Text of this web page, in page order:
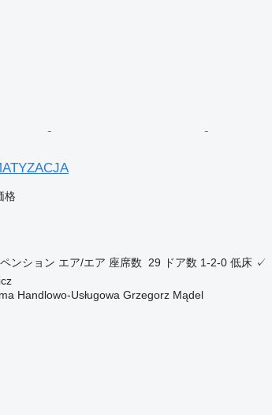
格
ンション エア/エア 座席数 29 ドア数 1-2-0 低床 ✓
Handlowo-Usługowa Grzegorz Mądel